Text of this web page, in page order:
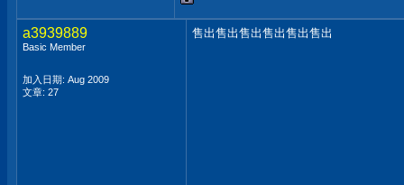
a3939889
Basic Member
加入日期: Aug 2009
文章: 27
售出售出售出售出售出售出